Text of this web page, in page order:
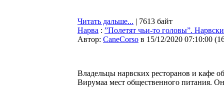
Читать дальше... | 7613 байт
Нарва : ”Полетят чьи-то головы”.
Автор: CaneCorso в 15/12/2020 07:10:00 (
Владельцы нарвских ресторанов и кафе
Вирумаа мест общественного питания.